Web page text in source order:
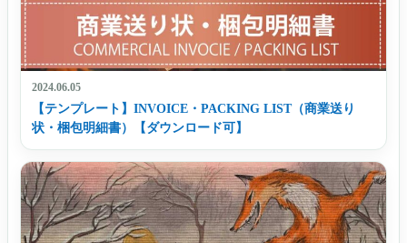
2024.06.05
【テンプレート】INVOICE・PACKING LIST（商業送り
状・梱包明細書）【ダウンロード可】